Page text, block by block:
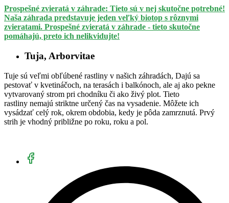
Prospešné zvieratá v záhrade: Tieto sú v nej skutočne potrebné!
Naša záhrada predstavuje jeden veľký biotop s rôznymi
zvieratami. Prospešné zvieratá v záhrade - tieto skutočne
pomáhajú, preto ich nelikvidujte!
Tuja, Arborvitae
Tuje sú veľmi obľúbené rastliny v našich záhradách, Dajú sa
pestovať v kvetináčoch, na terasách i balkónoch, ale aj ako pekne
vytvarovaný strom pri chodníku či ako živý plot. Tieto
rastliny nemajú striktne určený čas na vysadenie. Môžete ich
vysádzať celý rok, okrem obdobia, kedy je pôda zamrznutá. Prvý
strih je vhodný približne po roku, roku a pol.